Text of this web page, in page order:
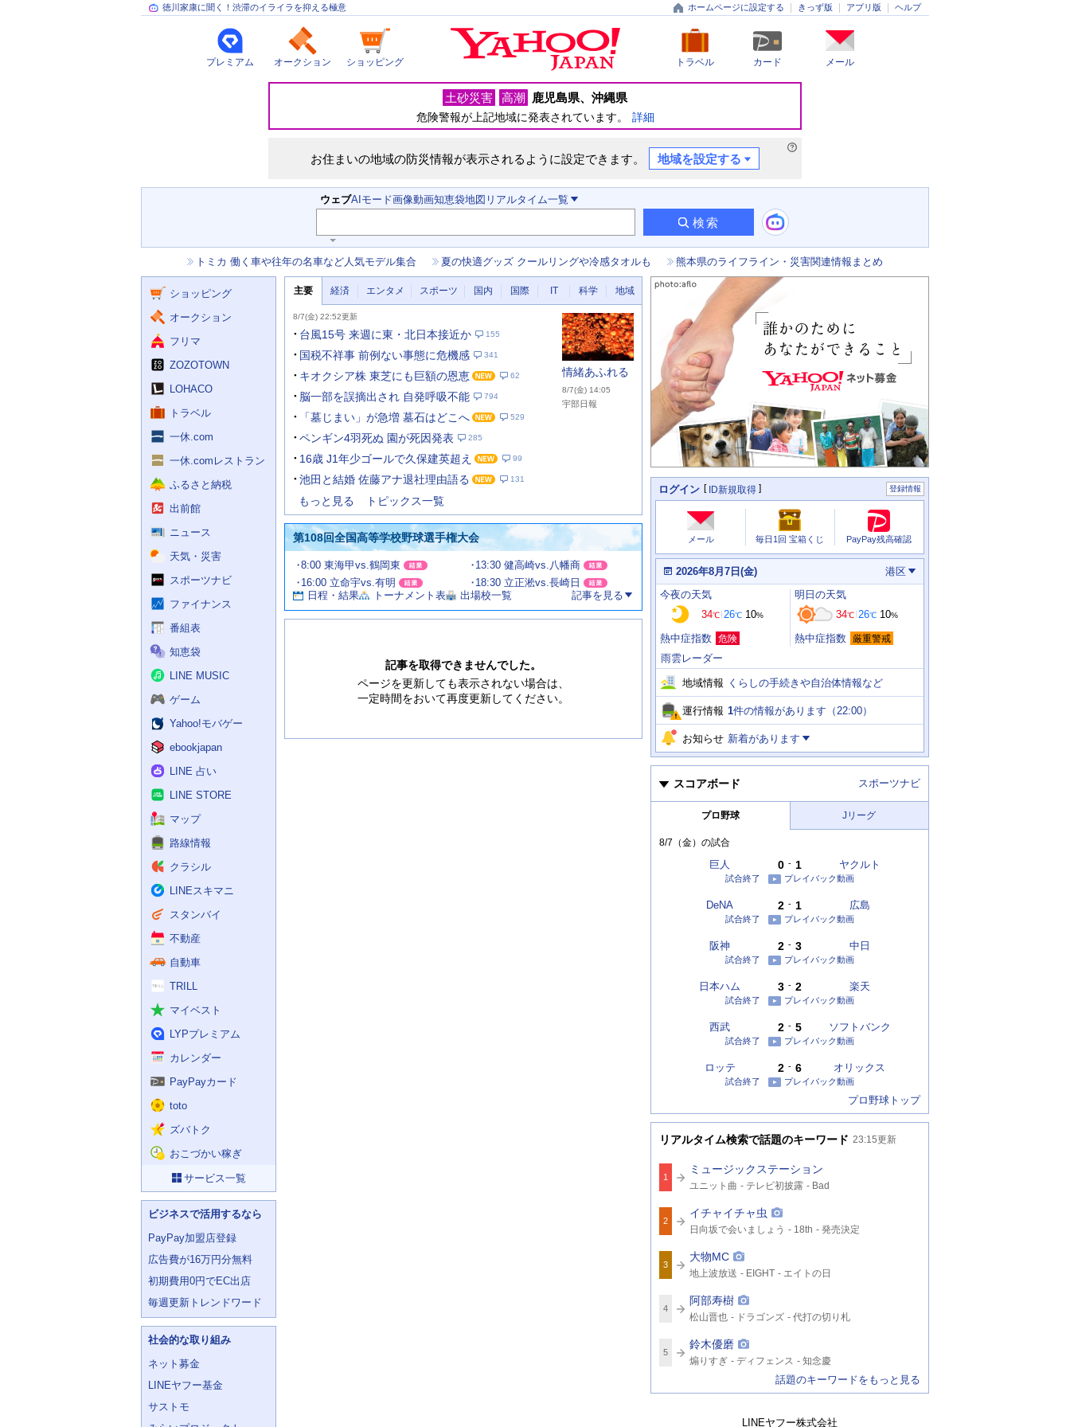
徳川家康に聞く！渋滞のイライラを抑える極意 ホームページに設定する きっず版 アプリ版 ヘルプ
トラベル カード メール
プレミアム オークション ショッピング
災
土砂災害 高潮 鹿児島県 沖縄県
危険警報が上記地域に発表されています。 詳細
お住まいの地域の防災情報が表示されるように設定できます。 地域を設定する
検
索
ウェブAIモード画像動画知恵袋地図 リアルタイム一覧
検索
ワ
ー
力
補
助
を
開
く
せ
トミカ 働く車や往年の名車など人気モデル集合 夏の快適グッズ クールリングや冷感タオルも 熊本県のライフライン・災害関連情報まとめ
ビ
ショッピング
オークション
フリマ
ZOZOTOWN
LOHACO
トラベル
一休.com
一休.comレストラン
ふるさと納税
出前館
ニュース
天気・災害
スポーツナビ
ファイナンス
番組表
知恵袋
LINE MUSIC
ゲーム
Yahoo!モバゲー
ebookjapan
LINE 占い
LINE STORE
マップ
路線情報
クラシル
LINEスキマニ
スタンバイ
不動産
自動車
TRILL
マイベスト
LYPプレミアム
カレンダー
PayPayカード
toto
ズバトク
おこづかい稼ぎ
サービス一覧
ビジネスで活用するなら
PayPay加盟店登録
広告費が16万円分無料
初期費用0円でEC出店
毎週更新トレンドワード
社会的な取り組み
ネット募金
LINEヤフー基金
サストモ
ュ
ス
主要 経済 エンタメ スポーツ 国内 国際 IT 科学 地域
要
ニ
ー
8/7(金) 22:52更新
台風15号 来週に東・北日本接近か 155
国税不祥事 前例ない事態に危機感 341
キオクシア株 東芝にも巨額の恩恵 62
脳一部を誤摘出され 自発呼吸不能 794
「墓じまい」が急増 墓石はどこへ 529
ペンギン4羽死ぬ 園が死因発表 285
16歳 J1年少ゴールで久保建英超え 99
池田と結婚 佐藤アナ退社理由語る 131
情緒あふれる
8/7(金) 14:05
宇部日報
もっと見る トピックス一覧
第108回全国高等学校野球選手権大会
試
合
情
報
8:00 東海甲vs.鶴岡東
13:30 健高崎vs.八幡商
16:00 立命宇vs.有明
18:30 立正淞vs.長崎日
日程・結果
トーナメント表 出場校一覧 記事を見る
お
す
記事を取得できませんでした。
ページを更新しても表示されない場合は、
一定時間をおいて再度更新してください。
個
人
情
報
ログイン ID新規取得 登録情報
あ
た
の
ス
ス
メール 毎日1回 宝箱くじ PayPay残高確認
本
日
の
天
気
運
情
報
2026年8月7日(金) 港区
今
日
の
天
気
今夜の天気
34℃ 26℃ 10%
熱中症指数 危険
明日 の天気
34℃ 26℃ 10%
熱中症指数 厳重警戒
雨雲レーダー
地域情報 くらしの手続きや自治体情報など
運行情報 1件の情報があります（ 22:00）
お知らせ 新着があります
スコアボード スポーツナビ
プロ野球 Jリーグ
8/7（金） の試合
巨人 ヤクルト
試合終了 プレイバック動画
0 - 1
DeNA 広島
試合終了 プレイバック動画
2 - 1
阪神 中日
試合終了 プレイバック動画
2 - 3
日本ハム 楽天
試合終了 プレイバック動画
3 - 2
西武 ソフトバンク
試合終了 プレイバック動画
2 - 5
ロッテ オリックス
試合終了 プレイバック動画
2 - 6
プロ野球トップ
リアルタイム検索で話題のキーワード 23:15更新
1
ミュージックステーション
関
連
ー
ド
ユニット曲 テレビ初披露 Bad
2
イチャイチャ虫
関
連
ー
ド
日向坂で会いましょう 18th 発売決定
3
大物MC
関
連
ー
ド
地上波放送 EIGHT エイトの日
4
阿部寿樹
関
連
ー
ド
松山晋也 ドラゴンズ 代打の切り札
5
鈴木優磨
関
連
煽りすぎ ディフェンス 知念慶
話題のキーワードをもっと見る
LINEヤフー株式会社